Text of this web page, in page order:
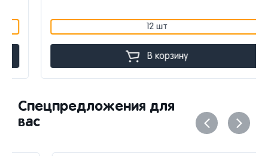
В корзину
Спецпредложения для
вас